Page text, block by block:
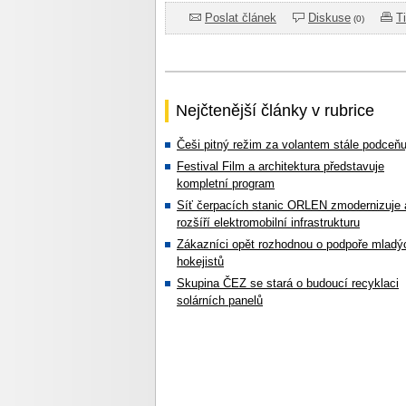
Poslat článek Diskuse (0)
Nejčtenější články v rubrice
Češi pitný režim za volantem stále
Festival Film a architektura představuje
kompletní program
Síť čerpacích stanic ORLEN zmodernizuje
rozšíří elektromobilní infrastrukturu
Zákazníci opět rozhodnou o podpoře
hokejistů
Skupina ČEZ se stará o budoucí recyklaci
solárních panelů